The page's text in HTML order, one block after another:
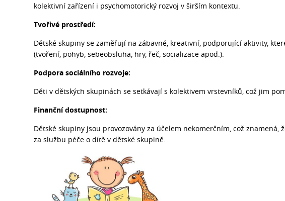
kolektivní zařízení i psychomotorický rozvoj v širším kontextu.
Tvořivé prostředí:
Dětské skupiny se zaměřují na zábavné, kreativní, podporující aktivity,
(tvoření, pohyb, sebeobsluha, hry, řeč, socializace apod.).
Podpora sociálního rozvoje:
Děti v dětských skupinách se setkávají s kolektivem vrstevníků, což jim
Finanční dostupnost:
Dětské skupiny jsou provozovány za účelem nekomerčním, což
za službu péče o dítě v dětské skupině.